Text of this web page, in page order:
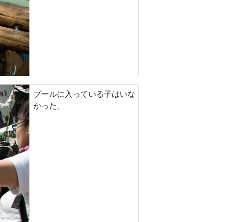
プールに入っている子はいな
かった。